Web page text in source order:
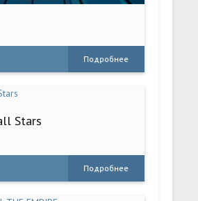
Подробнее
Stars
Подробнее